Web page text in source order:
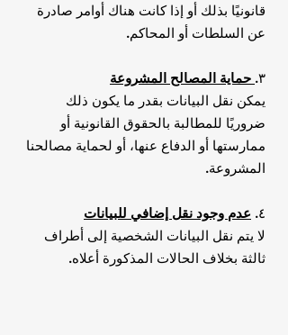
قانونيًا بذلك أو إذا كانت هناك أوامر صادرة
عن السلطات أو المحاكم.
٣. حماية المصالح المشروعة
يمكن نقل البيانات بقدر ما يكون ذلك
ضروريًا للمطالبة بالحقوق القانونية أو
ممارستها أو الدفاع عنها، أو لحماية مصالحنا
المشروعة.
٤. عدم وجود نقل إضافي للبيانات
لا يتم نقل البيانات الشخصية إلى أطراف
ثالثة بخلاف الحالات المذكورة أعلاه.